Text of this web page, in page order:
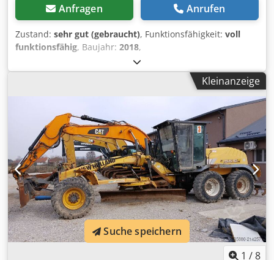
Anfragen Anrufen
Zustand: sehr gut (gebraucht), Funktionsfähigkeit: voll
funktionsfähig, Baujahr: 2018,
Maschinen-/Fahrzeugnummer:
Holland T7.165S Modelle Typ Ackerschlepper Baujahr 2018
Perfekter Zustand Leistung 165 PS Anzahl RM 4 RM
Getriebe Broadcast-Name EMPFOHLENER BEREICH
Klimaanlage Ja AV-Geräte Rel PdF AV-Ausrüstung Vordere
Aufhängungsbrücke Ja Dedowq A Apopfx Aayskr
Hängekabine Ja Anzahl der Verteiler 4 Verteil. Vordermaße
540/65R28 Hintere Dimension 650/65R38 Vorderer
Verschleiß (%) 70 % Verschleiß Heckverschleiß (%) 70%
Verschleiß (AR)
Kleinanzeige
1 /8
Suche speichern